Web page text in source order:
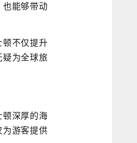
也能够带动
顿不仅提升
疑为全球旅
顿深厚的海
为游客提供